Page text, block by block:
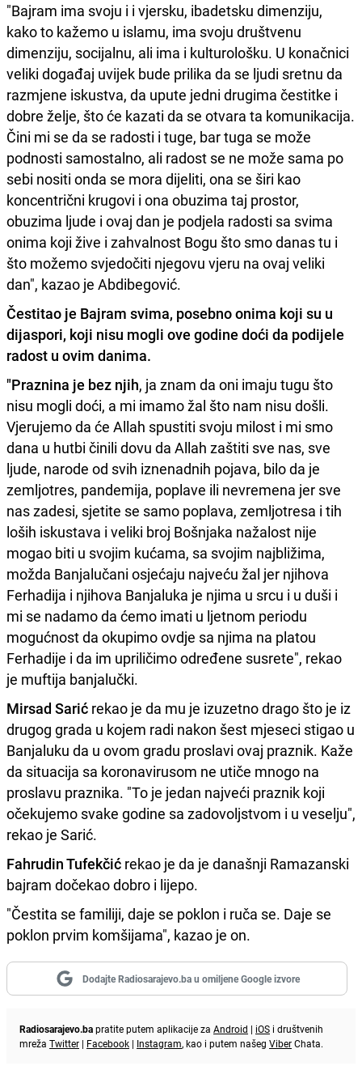
"Bajram ima svoju i i vjersku, ibadetsku dimenziju,
kako to kažemo u islamu, ima svoju društvenu
dimenziju, socijalnu, ali ima i kulturološku. U konačnici
veliki događaj uvijek bude prilika da se ljudi sretnu da
razmjene iskustva, da upute jedni drugima čestitke i
dobre želje, što će kazati da se otvara ta komunikacija.
Čini mi se da se radosti i tuge, bar tuga se može
podnosti samostalno, ali radost se ne može sama po
sebi nositi onda se mora dijeliti, ona se širi kao
koncentrični krugovi i ona obuzima taj prostor,
obuzima ljude i ovaj dan je podjela radosti sa svima
onima koji žive i zahvalnost Bogu što smo danas tu i
što možemo svjedočiti njegovu vjeru na ovaj veliki
dan", kazao je Abdibegović.
Čestitao je Bajram svima, posebno onima koji su u
dijaspori, koji nisu mogli ove godine doći da podijele
radost u ovim danima.
"Praznina je bez njih, ja znam da oni imaju tugu što
nisu mogli doći, a mi imamo žal što nam nisu došli.
Vjerujemo da će Allah spustiti svoju milost i mi smo
dana u hutbi činili dovu da Allah zaštiti sve nas, sve
ljude, narode od svih iznenadnih pojava, bilo da je
zemljotres, pandemija, poplave ili nevremena jer sve
nas zadesi, sjetite se samo poplava, zemljotresa i tih
loših iskustava i veliki broj Bošnjaka nažalost nije
mogao biti u svojim kućama, sa svojim najbližima,
možda Banjalučani osjećaju najveću žal jer njihova
Ferhadija i njihova Banjaluka je njima u srcu i u duši i
mi se nadamo da ćemo imati u ljetnom periodu
mogućnost da okupimo ovdje sa njima na platou
Ferhadije i da im upriličimo određene susrete", rekao
je muftija banjalučki.
Mirsad Sarić rekao je da mu je izuzetno drago što je iz
drugog grada u kojem radi nakon šest mjeseci stigao u
Banjaluku da u ovom gradu proslavi ovaj praznik. Kaže
da situacija sa koronavirusom ne utiče mnogo na
proslavu praznika. "To je jedan najveći praznik koji
očekujemo svake godine sa zadovoljstvom i u veselju",
rekao je Sarić.
Fahrudin Tufekčić rekao je da je današnji Ramazanski
bajram dočekao dobro i lijepo.
"Čestita se familiji, daje se poklon i ruča se. Daje se
poklon prvim komšijama", kazao je on.
Dodajte Radiosarajevo.ba u omiljene Google izvore
Radiosarajevo.bapratite putem aplikacije za Android | iOS i društvenih
mreža Twitter | Facebook | Instagram, kao i putem našeg ViberChata.